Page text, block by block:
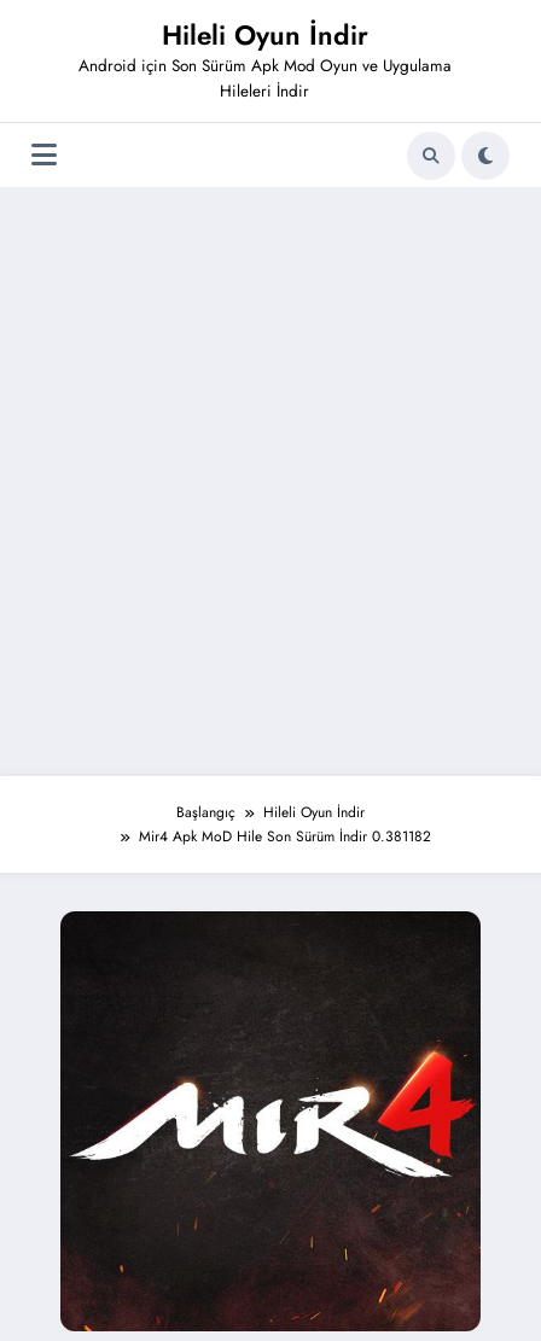
Hileli Oyun İndir
Android için Son Sürüm Apk Mod Oyun ve Uygulama
Hileleri İndir
Başlangıç
Hileli Oyun İndir
Mir4 Apk MoD Hile Son Sürüm İndir 0.381182